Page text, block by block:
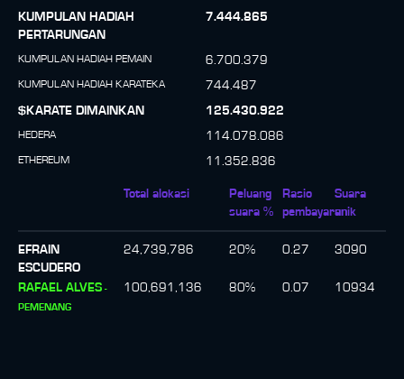
KUMPULAN HADIAH
PERTARUNGAN
7.444.865
KUMPULAN HADIAH PEMAIN 6.700.379
KUMPULAN HADIAH KARATEKA
744.487
$KARATE DIMAINKAN
125.430.922
HEDERA 114.078.086
ETHEREUM 11.352.836
Total alokasi
Peluang
suara %
Rasio
pembayaran
Suara
unik
EFRAIN
ESCUDERO
24,739,786 20% 0.27 3090
RAFAEL ALVES -
PEMENANG
100,691,136 80% 0.07 10934